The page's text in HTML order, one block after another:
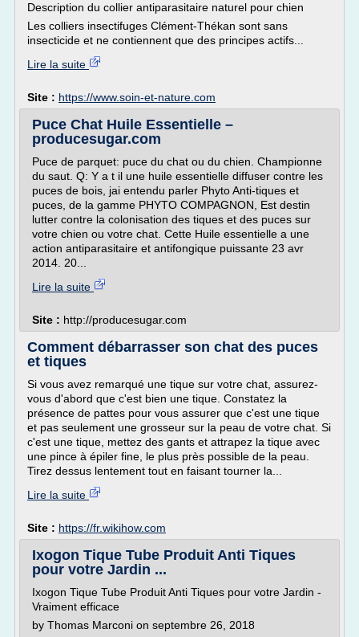
Description du collier antiparasitaire naturel pour chien
Les colliers insectifuges Clément-Thékan sont sans
insecticide et ne contiennent que des principes actifs...
Lire la suite
Site : https://www.soin-et-nature.com
Puce Chat Huile Essentielle –
producesugar.com
Puce de parquet: puce du chat ou du chien. Championne
du saut. Q: Y a t il une huile essentielle diffuser contre les
puces de bois, jai entendu parler Phyto Anti-tiques et
puces, de la gamme PHYTO COMPAGNON, Est destin
lutter contre la colonisation des tiques et des puces sur
votre chien ou votre chat. Cette Huile essentielle a une
action antiparasitaire et antifongique puissante 23 avr
2014. 20...
Lire la suite
Site : http://producesugar.com
Comment débarrasser son chat des puces
et tiques
Si vous avez remarqué une tique sur votre chat, assurez-
vous d'abord que c'est bien une tique. Constatez la
présence de pattes pour vous assurer que c'est une tique
et pas seulement une grosseur sur la peau de votre chat. Si
c'est une tique, mettez des gants et attrapez la tique avec
une pince à épiler fine, le plus près possible de la peau.
Tirez dessus lentement tout en faisant tourner la...
Lire la suite
Site : https://fr.wikihow.com
Ixogon Tique Tube Produit Anti Tiques
pour votre Jardin ...
Ixogon Tique Tube Produit Anti Tiques pour votre Jardin -
Vraiment efficace
by Thomas Marconi on septembre 26, 2018